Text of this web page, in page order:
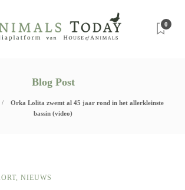
0
Blog Post
Orka Lolita zwemt al 45 jaar rond in het allerkleinste
bassin (video)
, NIEUWS